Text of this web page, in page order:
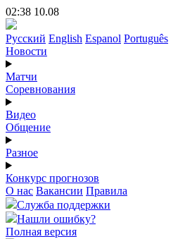
02:38 10.08
Русский English Espanol Português
Новости
Матчи
Соревнования
Видео
Общение
Разное
Конкурс прогнозов
О нас Вакансии Правила
Служба поддержки
Нашли ошибку?
Полная версия